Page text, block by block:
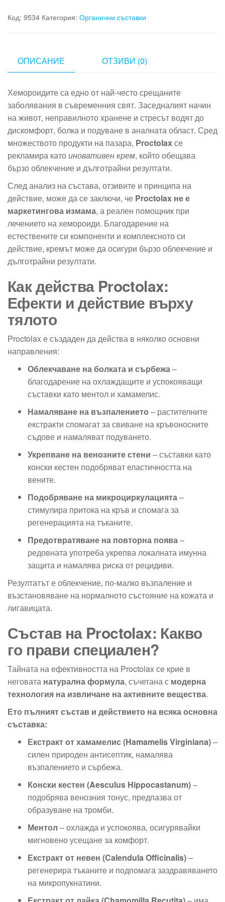
Код: 9534 Категория: Органични съставки
ОПИСАНИЕ ОТЗИВИ (0)
Хемороидите са едно от най-често срещаните
заболявания в съвременния свят. Заседналият начин
на живот, неправилното хранене и стресът водят до
дискомфорт, болка и подуване в аналната област. Сред
множеството продукти на пазара, Proctolaxсе
рекламира катоиновативен крем, който обещава
бързо облекчение и дълготрайни резултати.
След анализ на състава, отзивите и принципа на
действие, може да се заключи, че Proctolax не е
маркетингова измама, а реален помощник при
лечението на хемороиди. Благодарение на
естествените си компоненти и комплексното си
действие, кремът може да осигури бързо облекчение и
дълготрайни резултати.
Как действа Proctolax:
Ефекти и действие върху
тялото
Proctolax е създаден да действа в няколко основни
направления:
Облекчаване на болката и сърбежа–
благодарение на охлаждащите и успокояващи
съставки като ментол и хамамелис.
Намаляване на възпалението – растителните
екстракти спомагат за свиване на кръвоносните
съдове и намаляват подуването.
Укрепване на венозните стени – съставки като
конски кестен подобряват еластичността на
вените.
Подобряване на микроциркулацията–
стимулира притока на кръв и спомага за
регенерацията на тъканите.
Предотвратяване на повторна поява–
редовната употреба укрепва локалната имунна
защита и намалява риска от рецидиви.
Резултатът е облекчение, по-малко възпаление и
възстановяване на нормалното състояние на кожата и
лигавицата.
Състав на Proctolax: Какво
го прави специален?
Тайната на ефективността на Proctolax се крие в
неговата натурална формула, съчетана с модерна
технология на извличане на активните вещества.
Ето пълният състав и действието на всяка основна
съставка:
Екстракт от хамамелис (Hamamelis Virginiana)–
силен природен антисептик, намалява
възпалението и сърбежа.
Конски кестен (Aesculus Hippocastanum)–
подобрява венозния тонус, предпазва от
образуване на тромби.
Ментол – охлажда и успокоява, осигурявайки
мигновено усещане за комфорт.
Екстракт от невен (Calendula Officinalis)–
регенерира тъканите и подпомага заздравяването
на микропукнатини.